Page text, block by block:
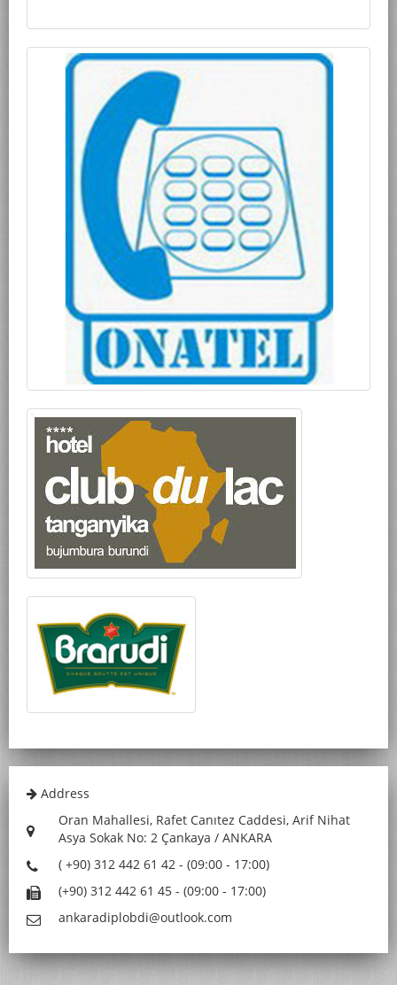
Address
Oran Mahallesi, Rafet Canıtez Caddesi, Arif Nihat
Asya Sokak No: 2 Çankaya / ANKARA
( +90) 312 442 61 42 - (09:00 - 17:00)
(+90) 312 442 61 45 - (09:00 - 17:00)
ankaradiplobdi@outlook.com